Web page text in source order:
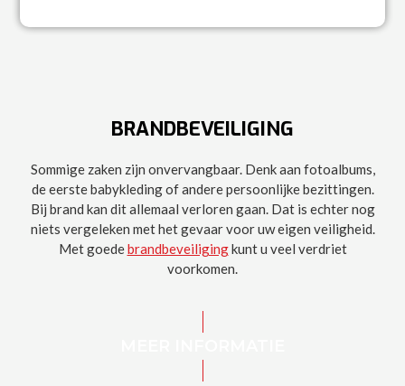
BRANDBEVEILIGING
Sommige zaken zijn onvervangbaar. Denk aan fotoalbums,
de eerste babykleding of andere persoonlijke bezittingen.
Bij brand kan dit allemaal verloren gaan. Dat is echter nog
niets vergeleken met het gevaar voor uw eigen veiligheid.
Met goedebrandbeveiligingkunt u veel verdriet
voorkomen.